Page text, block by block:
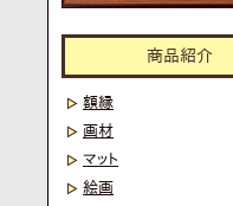
商品紹介
額縁
画材
マット
絵画